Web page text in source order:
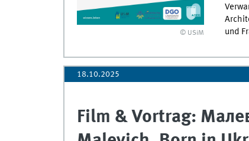
© USiM
und
18.10.2025
Film & Vortrag: